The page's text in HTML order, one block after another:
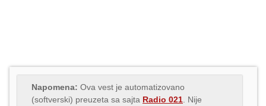
Napomena: Ova vest je automatizovano
(softverski) preuzeta sa sajta Radio 021 . Nije